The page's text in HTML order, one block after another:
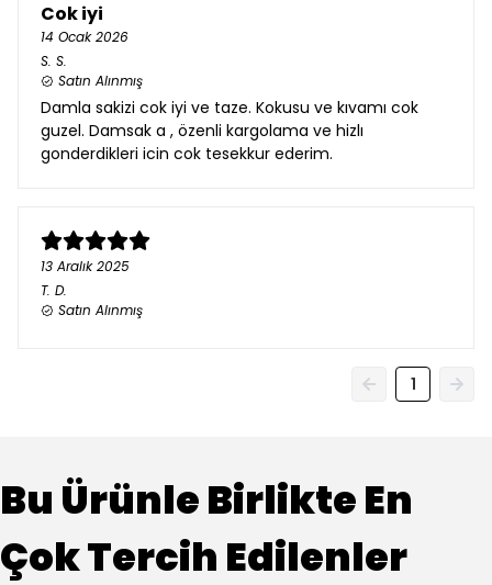
Cok iyi
14 Ocak 2026
S. S.
Satın Alınmış
Damla sakizi cok iyi ve taze. Kokusu ve kıvamı cok
guzel. Damsak a , özenli kargolama ve hizlı
gonderdikleri icin cok tesekkur ederim.
13 Aralık 2025
T. D.
Satın Alınmış
1
Bu Ürünle Birlikte En
Çok Tercih Edilenler